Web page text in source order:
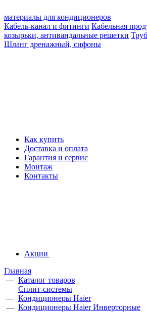
материалы для кондиционеров
Кабель-канал и фитинги Кабельная
козырьки, антивандальные решетки
Шланг дренажный, сифоны
Как купить
Доставка и оплата
Гарантия и сервис
Монтаж
Контакты
Акции
Главная
— Каталог товаров
— Сплит-системы
— Кондиционеры Haier
— Кондиционеры Haier Инверторные